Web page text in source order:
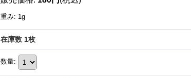
重み: 1g
在庫数 1枚
数量: